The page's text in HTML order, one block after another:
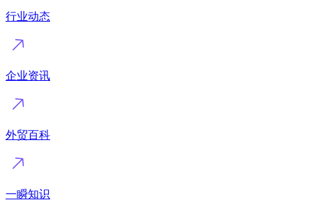
行业动态
企业资讯
外贸百科
一瞬知识